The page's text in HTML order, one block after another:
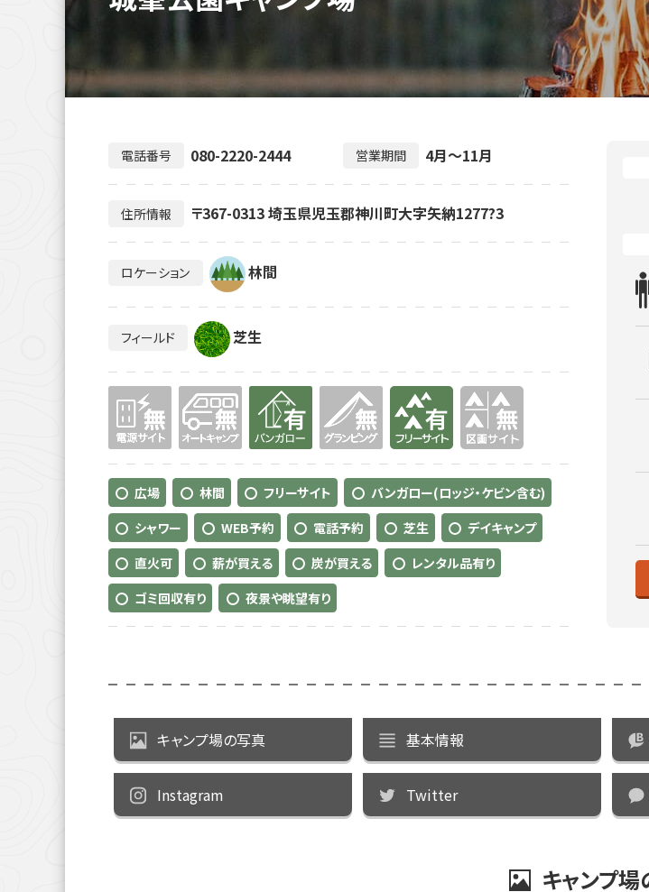
電話番号 080-2220-2444 営業期間 4月～11月
住所情報 〒367-0313 埼玉県児玉郡神川町大字矢納1277?3
ロケーション 林間
フィールド 芝生
無 無 有り 有り 無
広場 林間 フリーサイト
バンガロー(ロッジ・ケビン含む)
シャワー
WEB予約 電話予約 芝生
デイキャンプ
直火可
薪が買える 炭が買える
レンタル品有り
ゴミ回収有り
夜景や眺望有り
キャンプ場の写真 基本情報
Instagram Twitter
キャンプ